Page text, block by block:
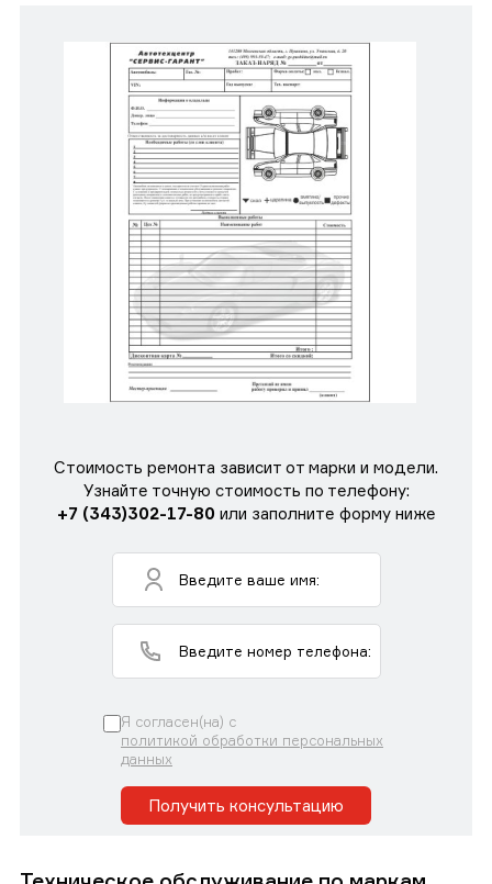
Стоимость ремонта зависит от марки и модели.
Узнайте точную стоимость по телефону:
+7 (343)302-17-80 или заполните форму ниже
Я согласен(на) с
политикой обработки персональных
данных
Получить консультацию